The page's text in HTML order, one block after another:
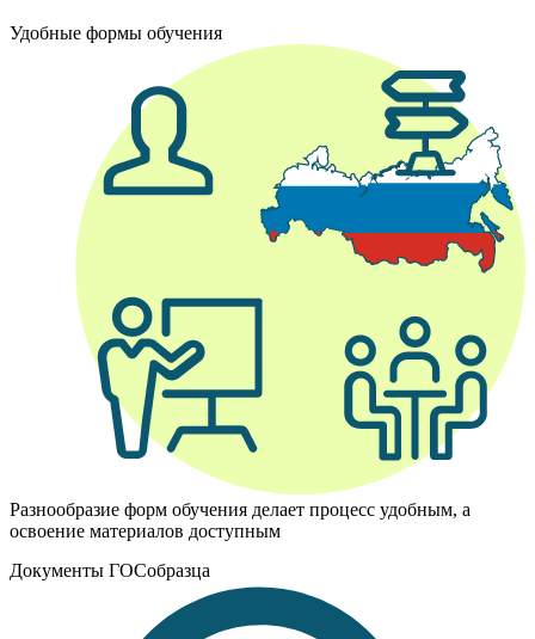
Удобные формы обучения
Разнообразие форм обучения делает процесс удобным, а
освоение материалов доступным
Документы ГОСобразца